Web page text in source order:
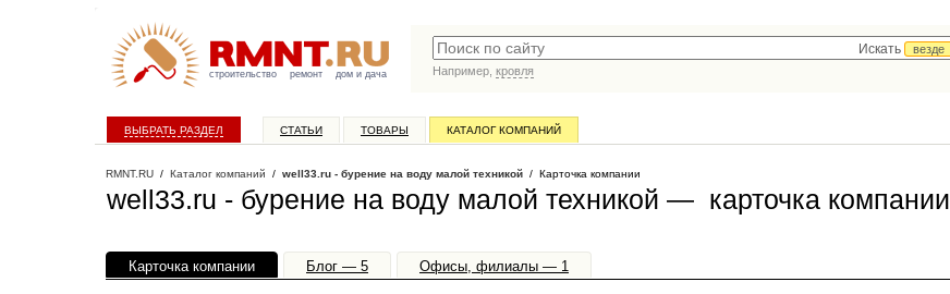
строительство ремонт дом и дача
Искать
везде
Например, кровля
ВЫБРАТЬ РАЗДЕЛ СТАТЬИ ТОВАРЫ КАТАЛОГ КОМПАНИЙ
RMNT.RU / Каталог компаний / well33.ru - бурение на воду малой техникой / Карточка компании
well33.ru - бурение на воду малой техникой — карточка компании
Карточка компании Блог — 5 Офисы, филиалы — 1